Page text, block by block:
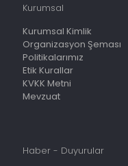
Kurumsal
Kurumsal Kimlik
Organizasyon Şeması
Politikalarımız
Etik Kurallar
KVKK Metni
Mevzuat
Haber - Duyurular